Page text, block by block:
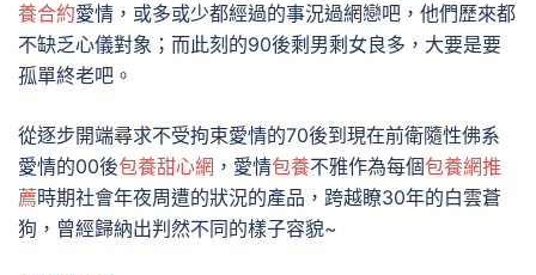
養合約愛情，或多或少都經過的事況過網戀吧，他們歷來都
不缺乏心儀對象；而此刻的90後剩男剩女良多，大要是要
孤單終老吧。
從逐步開端尋求不受拘束愛情的70後到現在前衛隨性佛系
愛情的00後包養甜心網 ，愛情包養不雅作為每個包養網推
薦時期社會年夜周遭的狀況的產品，跨越瞭30年的白雲蒼
狗，曾經歸納出判然不同的樣子容貌~